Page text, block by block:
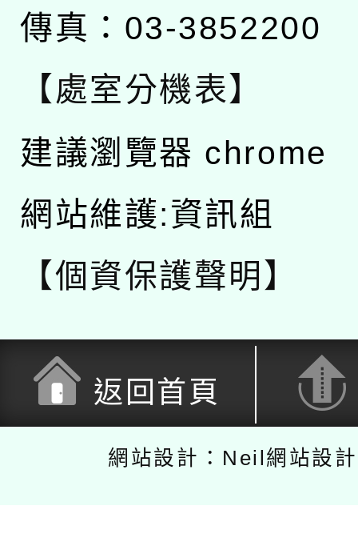
傳真：03-3852200
【處室分機表】
建議瀏覽器 chrome
網站維護:資訊組
【個資保護聲明】
返回首頁
網站設計：Neil網站設